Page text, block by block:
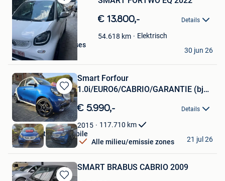
Bewaren
in
Mijn
Favorieten
€ 13.800,- Details
54.618 km
Elektrisch
Les Caves Bruxelloises
Brussel
30 jun 26
Bewaren
in
Mijn
Favorieten
Smart Forfour
1.0i/EURO6/CABRIO/GARANTIE (bj
€ 5.990,- Details
2015 117.710 km
Alle milieu/emissie zones
Haubrechts Automobile
Foret
21 jul 26
SMART BRABUS CABRIO 2009